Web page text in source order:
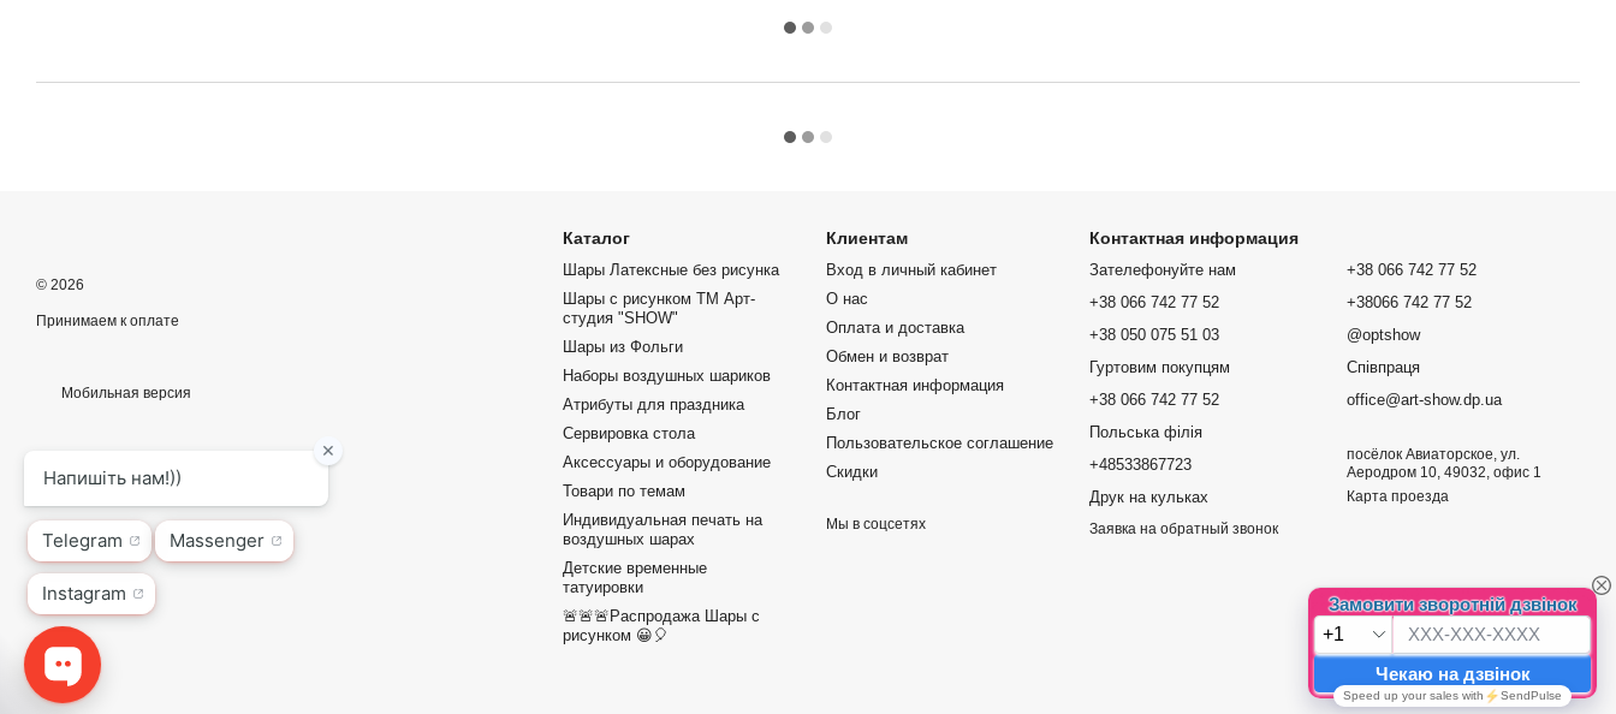
© 2026
Принимаем к оплате
Мобильная версия
Каталог
Шары Латексные без рисунка
Шары с рисунком ТМ Арт-
студия "SHOW"
Шары из Фольги
Наборы воздушных шариков
Атрибуты для праздника
Сервировка стола
Аксессуары и оборудование
Товари по темам
Индивидуальная печать на
воздушных шарах
Детские временные
татуировки
🚨🚨🚨Распродажа Шары с
рисунком 😀🎈
Клиентам
Вход в личный кабинет
О нас
Оплата и доставка
Обмен и возврат
Контактная информация
Блог
Пользовательское соглашение
Скидки
Мы в соцсетях
Контактная информация
Зателефонуйте нам
+38 066 742 77 52
+38 050 075 51 03
Гуртовим покупцям
+38 066 742 77 52
Польська філія
+48533867723
Друк на кульках
Заявка на обратный звонок
+38 066 742 77 52
+38066 742 77 52
@optshow
Співпраця
office@art-show.dp.ua
посёлок Авиаторское, ул.
Аеродром 10, 49032, офис 1
Карта проезда